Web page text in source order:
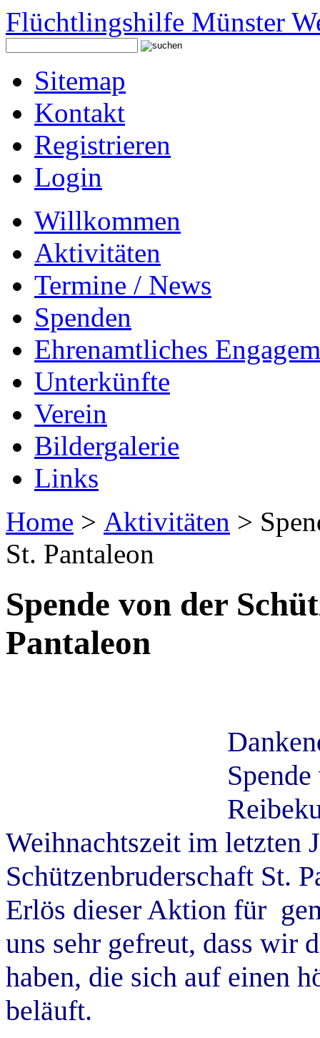
Flüchtlingshilfe Münster
Sitemap
Kontakt
Registrieren
Login
Willkommen
Aktivitäten
Termine / News
Spenden
Ehrenamtliches
Unterkünfte
Verein
Bildergalerie
Links
Home > Aktivitäten >
St. Pantaleon
Spende von der
Pantaleon
Weihnachtszeit im letzten
Schützenbruderschaft St.
Erlös dieser Aktion für
uns sehr gefreut, dass wir
haben, die sich auf einen
beläuft.